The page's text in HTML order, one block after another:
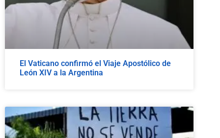
El Vaticano confirmó el Viaje Apostólico de
León XIV a la Argentina